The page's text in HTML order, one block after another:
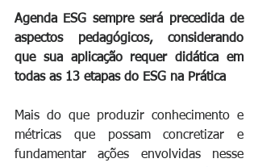
Agenda ESG sempre será precedida de
aspectos pedagógicos, considerando
que sua aplicação requer didática em
todas as 13 etapas do ESG na Prática
Mais do que produzir conhecimento e
métricas que possam concretizar e
fundamentar ações envolvidas nesse